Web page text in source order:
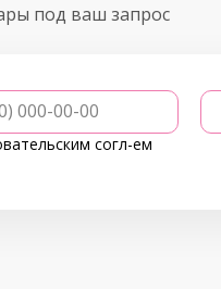
под ваш запрос
согл-ем